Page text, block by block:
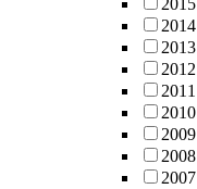
2015
2014
2013
2012
2011
2010
2009
2008
2007